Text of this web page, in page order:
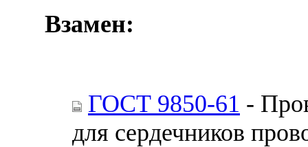
Взамен:
ГОСТ 9850-61 -
для сердечников